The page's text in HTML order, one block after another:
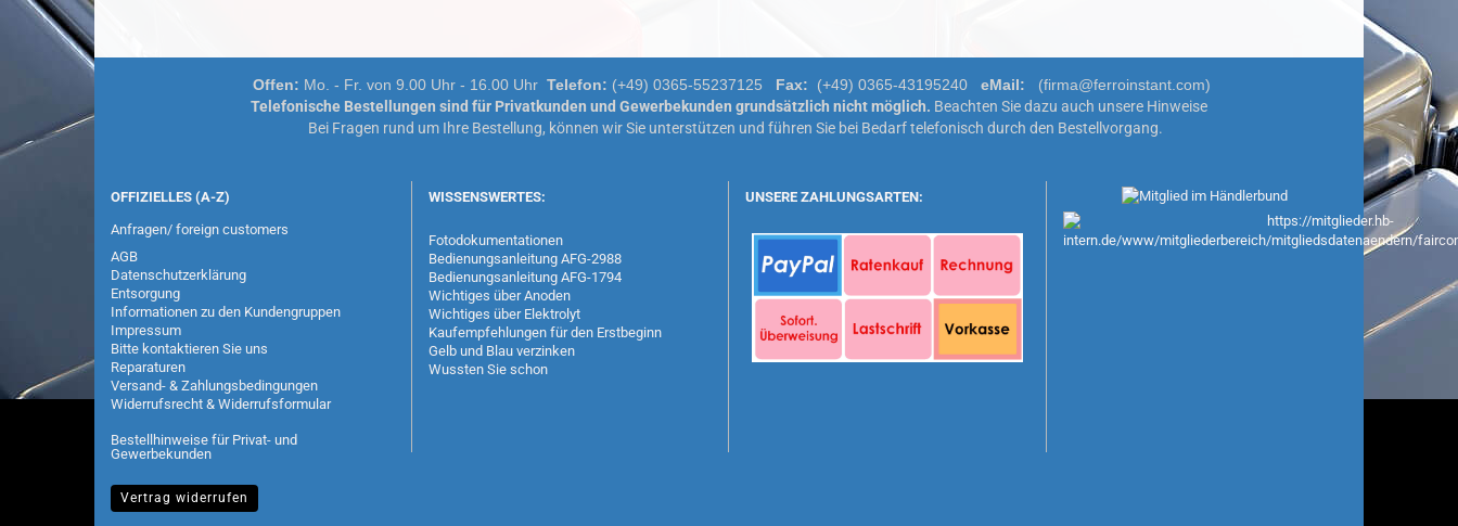
Offen: Mo. - Fr. von 9.00 Uhr - 16.00 Uhr Telefon: (+49) 0365-55237125 Fax: (+49) 0365-43195240 eMail: (firma@ferroinstant.com)
Telefonische Bestellungen sind für Privatkunden und Gewerbekunden grundsätzlich nicht möglich. Beachten Sie dazu auch unsere Hinweise
Bei Fragen rund um Ihre Bestellung, können wir Sie unterstützen und führen Sie bei Bedarf telefonisch durch den Bestellvorgang.
OFFIZIELLES (A-Z)
Anfragen/ foreign customers
AGB
Datenschutzerklärung
Entsorgung
Informationen zu den Kundengruppen
Impressum
Bitte kontaktieren Sie uns
Reparaturen
Versand- & Zahlungsbedingungen
Widerrufsrecht & Widerrufsformular
Bestellhinweise für Privat- und
Gewerbekunden
WISSENSWERTES:
Fotodokumentationen
Bedienungsanleitung AFG-2988
Bedienungsanleitung AFG-1794
Wichtiges über Anoden
Wichtiges über Elektrolyt
Kaufempfehlungen für den Erstbeginn
Gelb und Blau verzinken
Wussten Sie schon
UNSERE ZAHLUNGSARTEN:
Vertrag widerrufen